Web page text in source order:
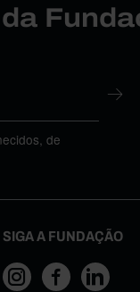
de
SIGA A FUNDAÇÃO